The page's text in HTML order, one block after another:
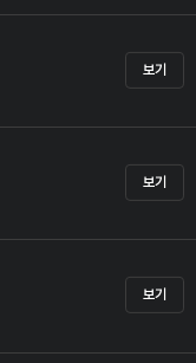
보기
보기
보기